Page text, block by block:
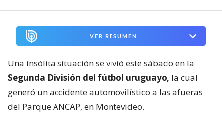
VER RESUMEN
Una insólita situación se vivió este sábado en la
Segunda División del fútbol uruguayo, la cual
generó un accidente automovilístico a las afueras
del Parque ANCAP, en Montevideo.